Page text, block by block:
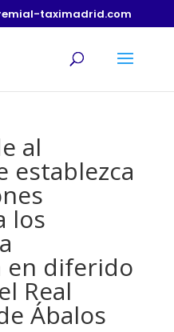
taximadrid.com
al
establezca
los
en diferido
Real
Ábalos